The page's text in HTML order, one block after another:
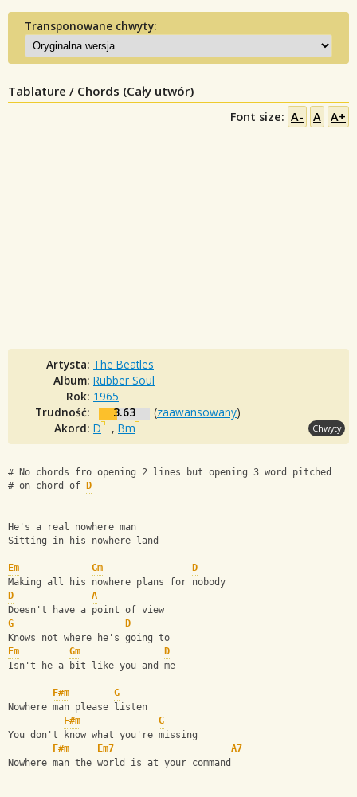
Transponowane chwyty:
Tablature / Chords (Cały utwór)
Font size: A- A A+
Artysta: The Beatles
Album: Rubber Soul
Rok: 1965
Trudność:
3.63 (zaawansowany)
Akord: D , Bm Chwyty
# No chords fro opening 2 lines but opening 3 word pitched
# on chord of
D
He's a real nowhere man
Sitting in his nowhere land
Em Gm
D
Making all his nowhere plans for nobody
D
A
Doesn't have a point of view
G
D
Knows not where he's going to
Em
Gm
D
Isn't he a bit like you and me
F#m
G
Nowhere man please listen
F#m
G
You don't know what you're missing
F#m
Em7
A7
Nowhere man the world is at your command